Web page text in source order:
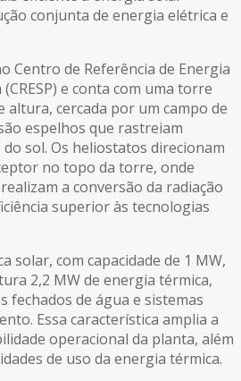
conjunta de energia elétrica e
Centro de Referência de Energia
e conta com uma torre
altura, cercada por um campo de
espelhos que rastreiam
sol. Os heliostatos direcionam
no topo da torre, onde
a conversão da radiação
superior às tecnologias
solar, com capacidade de 1 MW,
2,2 MW de energia térmica,
fechados de água e sistemas
Essa característica amplia a
operacional da planta, além
de uso da energia térmica.